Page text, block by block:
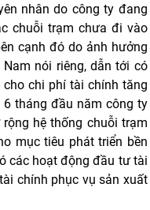
nhân do công ty đang
chuỗi trạm chưa đi vào
cạnh đó do ảnh hưởng
nói riêng, dẫn tới có
chi phí tài chính tăng
tháng đầu năm công ty
hệ thống chuỗi trạm
mục tiêu phát triển bền
các hoạt động đầu tư tài
chính phục vụ sản xuất